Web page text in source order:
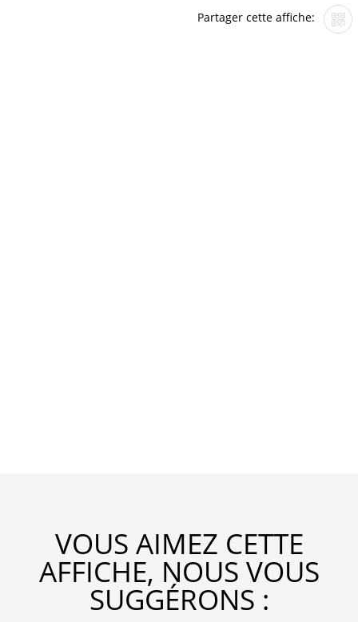
Partager cette affiche:
VOUS AIMEZ CETTE
AFFICHE, NOUS VOUS
SUGGÉRONS :